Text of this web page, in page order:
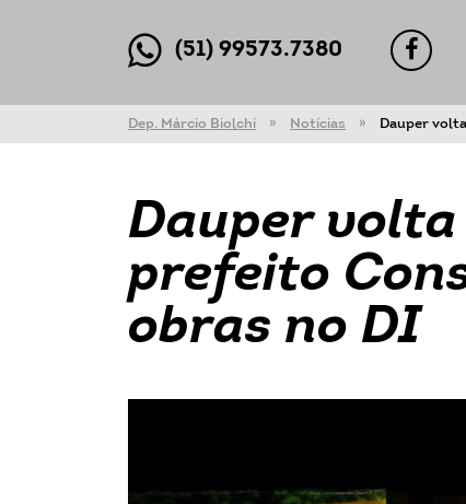
(51) 99573.7380
Dep. Márcio Biolchi Notícias Dauper
Dauper volta
prefeito
obras no DI